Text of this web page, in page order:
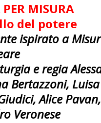
MISURA
del potere
ispirato a
e regia
Bertazzoni,
Alice
Veronese